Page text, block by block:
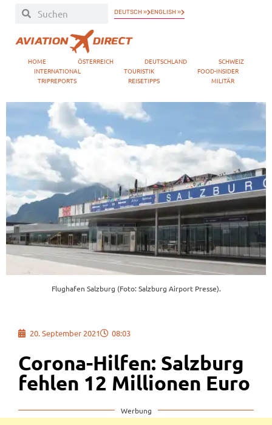
DEUTSCH » ENGLISH »
HOME ÖSTERREICH DEUTSCHLAND
SCHWEIZ
INTERNATIONAL
TOURISTIK
FOOD-INSIDER
TRIPREPORTS
REISETIPPS MILITÄR
Flughafen Salzburg (Foto: Salzburg Airport Presse).
20. September 2021 08:03
Corona-Hilfen: Salzburg
fehlen 12 Millionen Euro
Werbung